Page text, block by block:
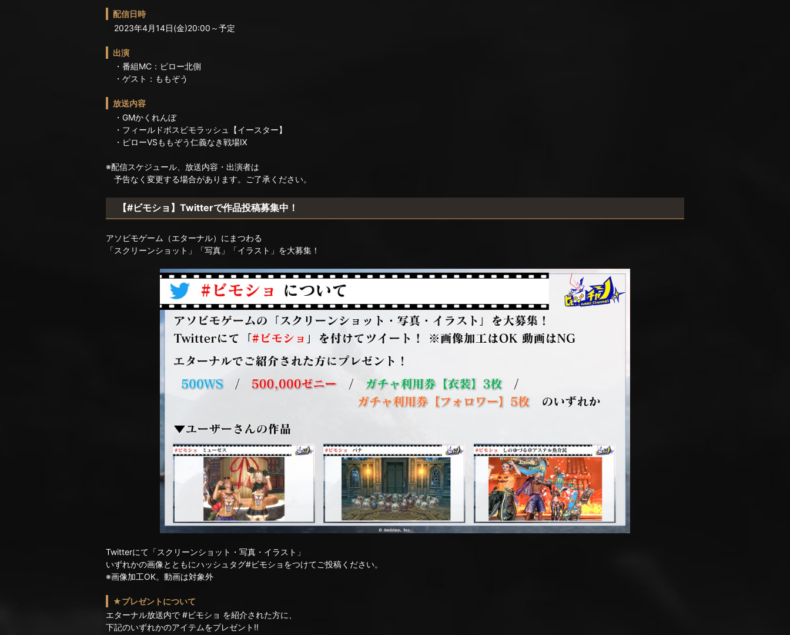
配信日時
2023年4月14日(金)20:00～予定
出演
・番組MC：ピロー北側
・ゲスト：ももぞう
放送内容
・GMかくれんぼ
・フィールドボスビモラッシュ【イースター】
・ピローVSももぞう仁義なき戦場Ⅸ
※配信スケジュール、放送内容・出演者は
予告なく変更する場合があります。ご了承ください。
【#ビモショ】Twitterで作品投稿募集中！
アソビモゲーム（エターナル）にまつわる
「スクリーンショット」「写真」「イラスト」を大募集！
Twitterにて「スクリーンショット・写真・イラスト」
いずれかの画像とともにハッシュタグ#ビモショをつけてご投稿ください。
※画像加工OK。動画は対象外
★プレゼントについて
エターナル放送内で #ビモショ を紹介された方に、
下記のいずれかのアイテムをプレゼント!!